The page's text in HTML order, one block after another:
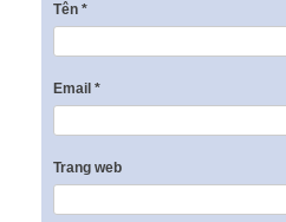
Tên *
Email *
Trang web